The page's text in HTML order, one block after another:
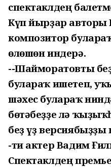
спектаклдең
Күп йырҙар авторы
композитор
өлөшөн индерә.
--Шайморатовты
булараҡ ишетеп,
шәхес булараҡ
бөтәбеҙҙе лә
беҙ үҙ версиябыҙҙы
-ти актер Вадим
Спектаклдең